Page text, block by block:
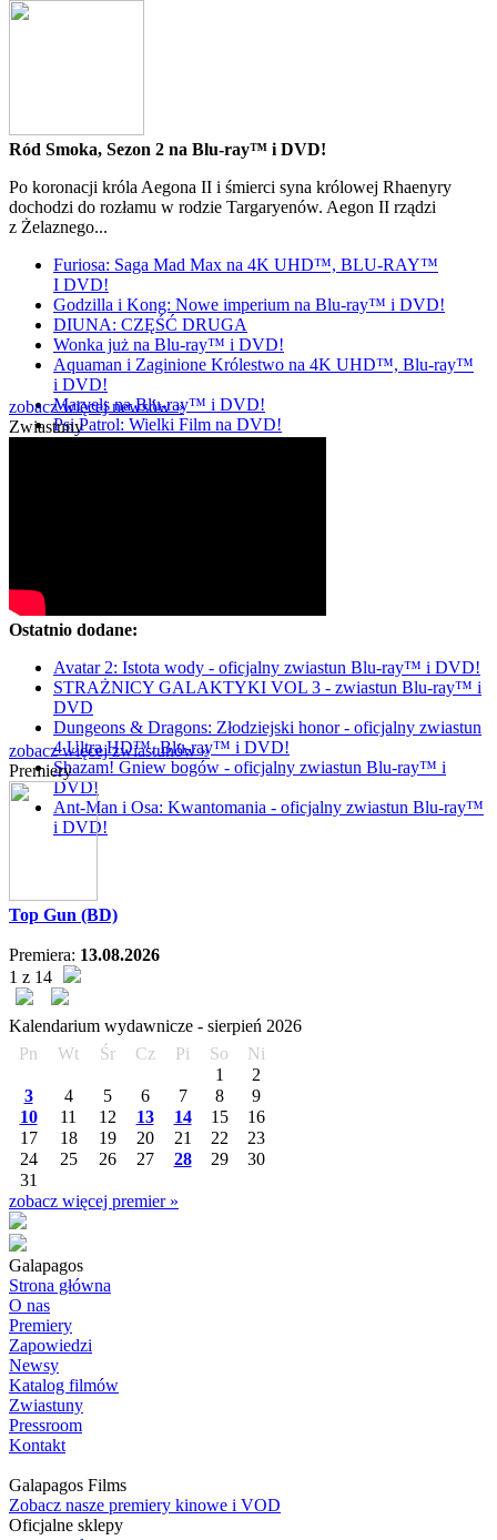
Ród Smoka, Sezon 2 na Blu-ray™ i DVD!
Po koronacji króla Aegona II i śmierci syna królowej Rhaenyry
dochodzi do rozłamu w rodzie Targaryenów. Aegon II rządzi
z Żelaznego...
Furiosa: Saga Mad Max na 4K UHD™, BLU-RAY™
I DVD!
Godzilla i Kong: Nowe imperium na Blu-ray™ i DVD!
DIUNA: CZĘŚĆ DRUGA
Wonka już na Blu-ray™ i DVD!
Aquaman i Zaginione Królestwo na 4K UHD™, Blu-ray™
i DVD!
Marvels na Blu-ray™ i DVD!
Psi Patrol: Wielki Film na DVD!
zobacz więcej newsów »
Zwiastuny
Ostatnio dodane:
Avatar 2: Istota wody - oficjalny zwiastun Blu-ray™ i DVD!
STRAŻNICY GALAKTYKI VOL 3 - zwiastun Blu-ray™ i
DVD
Dungeons & Dragons: Złodziejski honor - oficjalny zwiastun
4 Ultra HD™, Blu-ray™ i DVD!
Shazam! Gniew bogów - oficjalny zwiastun Blu-ray™ i
DVD!
Ant-Man i Osa: Kwantomania - oficjalny zwiastun Blu-ray™
i DVD!
zobacz więcej zwiastunów »
Premiery
Top Gun (BD)
Premiera: 13.08.2026
1 z 14
Kalendarium wydawnicze - sierpień 2026
Pn
Wt Śr Cz Pi So
Ni
1
2
3
4 5 6 7 8
9
10
11 12 13 14 15
16
17
18 19 20 21 22
23
24
25 26 27 28 29
30
31
zobacz więcej premier »
Galapagos
Strona główna
O nas
Premiery
Zapowiedzi
Newsy
Katalog filmów
Zwiastuny
Pressroom
Kontakt
Galapagos Films
Zobacz nasze premiery kinowe i VOD
Oficjalne sklepy